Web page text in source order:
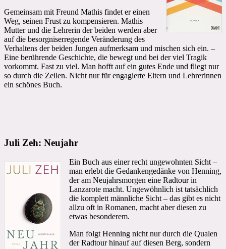
Gemeinsam mit Freund Mathis findet er einen
Weg, seinen Frust zu kompensieren. Mathis
Mutter und die Lehrerin der beiden werden aber
auf die besorgniserregende Veränderung des
Verhaltens der beiden Jungen aufmerksam und mischen sich ein. –
Eine berührende Geschichte, die bewegt und bei der viel Tragik
vorkommt. Fast zu viel. Man hofft auf ein gutes Ende und fliegt nur
so durch die Zeilen. Nicht nur für engagierte Eltern und Lehrerinnen
ein schönes Buch.
Juli Zeh: Neujahr
Ein Buch aus einer recht ungewohnten Sicht –
man erlebt die Gedankengedänke von Henning,
der am Neujahrsmorgen eine Radtour in
Lanzarote macht. Ungewöhnlich ist tatsächlich
die komplett männliche Sicht – das gibt es nicht
allzu oft in Romanen, macht aber diesen zu
etwas besonderem.
Man folgt Henning nicht nur durch die Qualen
der Radtour hinauf auf diesen Berg, sondern